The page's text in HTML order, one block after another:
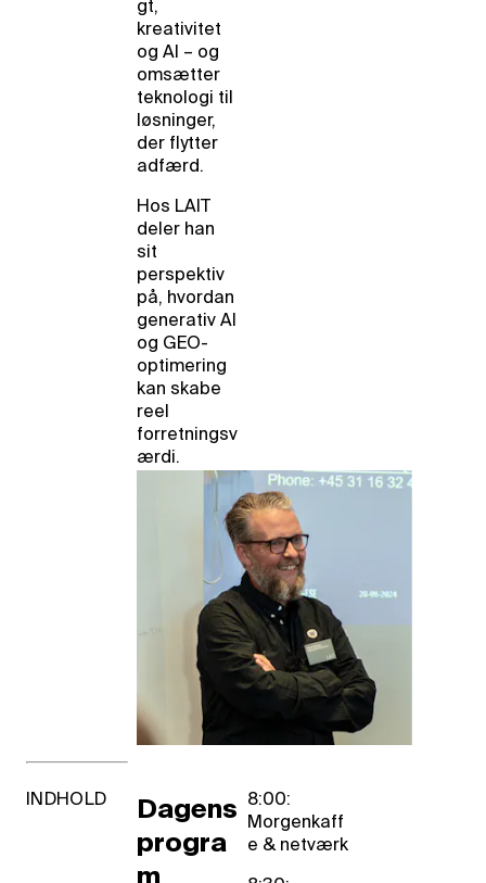
gt,
kreativitet
og AI – og
omsætter
teknologi til
løsninger,
der flytter
adfærd.
Hos LAIT
deler han
sit
perspektiv
på, hvordan
generativ AI
og GEO-
optimering
kan skabe
reel
forretningsv
ærdi.
INDHOLD
Dagens
progra
m
8:00:
Morgenkaff
e & netværk